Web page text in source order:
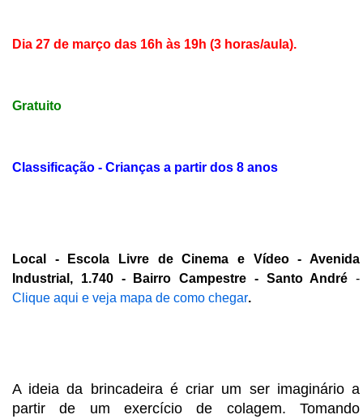
Dia 27 de março das 16h às 19h (3 horas/aula).
Gratuito
Classificação - Crianças a partir dos 8 anos
Local - Escola Livre de Cinema e Vídeo - Avenida
Industrial, 1.740 - Bairro Campestre - Santo André -
Clique aqui e veja mapa de como chegar.
A ideia da brincadeira é criar um ser imaginário a
partir de um exercício de colagem. Tomando